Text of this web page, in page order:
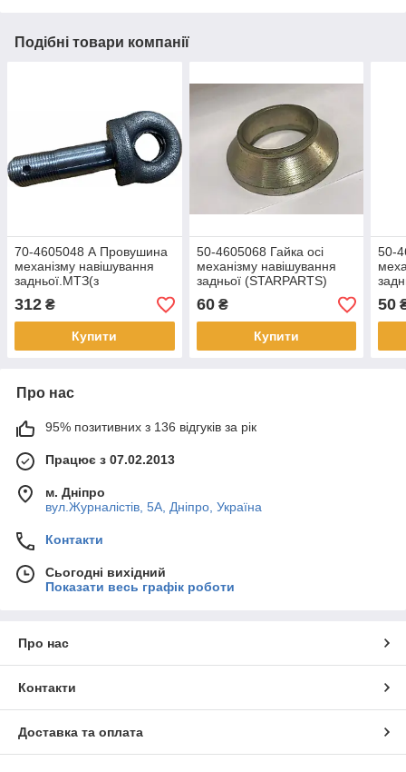
Подібні товари компанії
70-4605048 А Провушина
механізму навішування
задньої.МТЗ(з
різьбленням)(пр-во
Україна)
312 ₴
Купити
50-4605068 Гайка осі
механізму навішування
задньої (STARPARTS)
60₴
Купити
50-
50
Про нас
95% позитивних з 136 відгуків за рік
Працює з 07.02.2013
м. Дніпро
вул.Журналістів, 5А, Дніпро, Україна
Контакти
Сьогодні вихідний
Показати весь графік роботи
Про нас
Контакти
Доставка та оплата